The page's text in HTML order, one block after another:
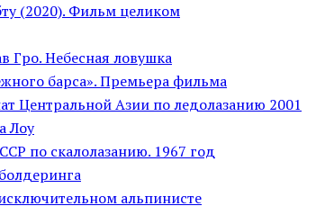
(2020). Фильм целиком
Гро. Небесная ловушка
барса». Премьера фильма
Центральной Азии по ледолазанию 2001
Лоу
по скалолазанию. 1967 год
альпинисте